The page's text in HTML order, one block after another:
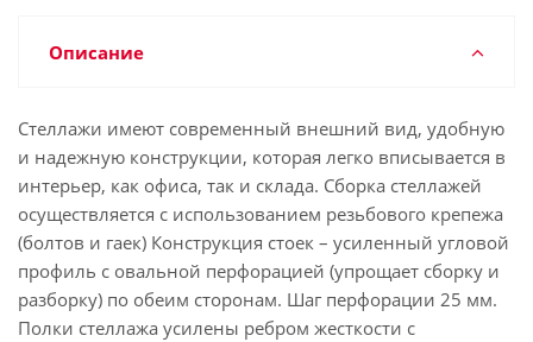
Описание
Стеллажи имеют современный внешний вид, удобную
и надежную конструкции, которая легко вписывается в
интерьер, как офиса, так и склада. Сборка стеллажей
осуществляется с использованием резьбового крепежа
(болтов и гаек) Конструкция стоек – усиленный угловой
профиль с овальной перфорацией (упрощает сборку и
разборку) по обеим сторонам. Шаг перфорации 25 мм.
Полки стеллажа усилены ребром жесткости с